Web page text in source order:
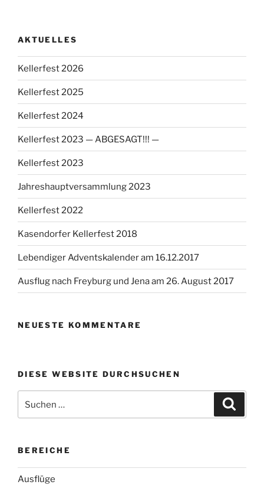
AKTUELLES
Kellerfest 2026
Kellerfest 2025
Kellerfest 2024
Kellerfest 2023 — ABGESAGT!!! —
Kellerfest 2023
Jahreshauptversammlung 2023
Kellerfest 2022
Kasendorfer Kellerfest 2018
Lebendiger Adventskalender am 16.12.2017
Ausflug nach Freyburg und Jena am 26. August 2017
NEUESTE KOMMENTARE
DIESE WEBSITE DURCHSUCHEN
nach:
BEREICHE
Ausflüge